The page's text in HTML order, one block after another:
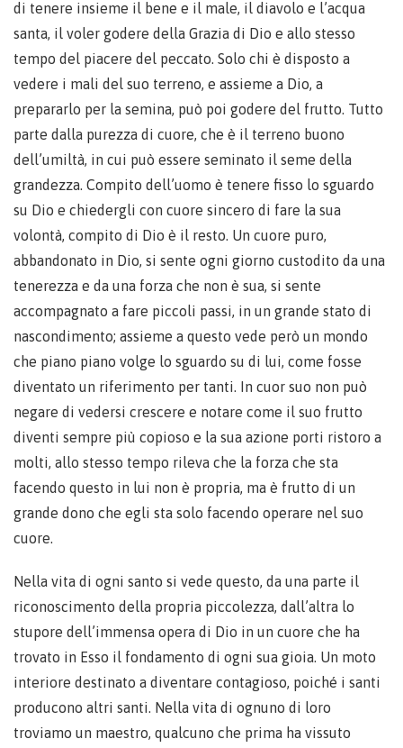
di tenere insieme il bene e il male, il diavolo e l’acqua
santa, il voler godere della Grazia di Dio e allo stesso
tempo del piacere del peccato. Solo chi è disposto a
vedere i mali del suo terreno, e assieme a Dio, a
prepararlo per la semina, può poi godere del frutto. Tutto
parte dalla purezza di cuore, che è il terreno buono
dell’umiltà, in cui può essere seminato il seme della
grandezza. Compito dell’uomo è tenere fisso lo sguardo
su Dio e chiedergli con cuore sincero di fare la sua
volontà, compito di Dio è il resto. Un cuore puro,
abbandonato in Dio, si sente ogni giorno custodito da una
tenerezza e da una forza che non è sua, si sente
accompagnato a fare piccoli passi, in un grande stato di
nascondimento; assieme a questo vede però un mondo
che piano piano volge lo sguardo su di lui, come fosse
diventato un riferimento per tanti. In cuor suo non può
negare di vedersi crescere e notare come il suo frutto
diventi sempre più copioso e la sua azione porti ristoro a
molti, allo stesso tempo rileva che la forza che sta
facendo questo in lui non è propria, ma è frutto di un
grande dono che egli sta solo facendo operare nel suo
cuore.
Nella vita di ogni santo si vede questo, da una parte il
riconoscimento della propria piccolezza, dall’altra lo
stupore dell’immensa opera di Dio in un cuore che ha
trovato in Esso il fondamento di ogni sua gioia. Un moto
interiore destinato a diventare contagioso, poiché i santi
producono altri santi. Nella vita di ognuno di loro
troviamo un maestro, qualcuno che prima ha vissuto